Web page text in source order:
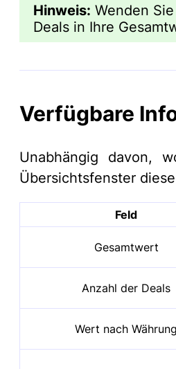
Hinweis: Wenden Sie
Deals in Ihre
Verfügbare
Unabhängig davon,
Übersichtsfenster
Feld
Gesamtwert
Anzahl der Deals
Wert nach Währung